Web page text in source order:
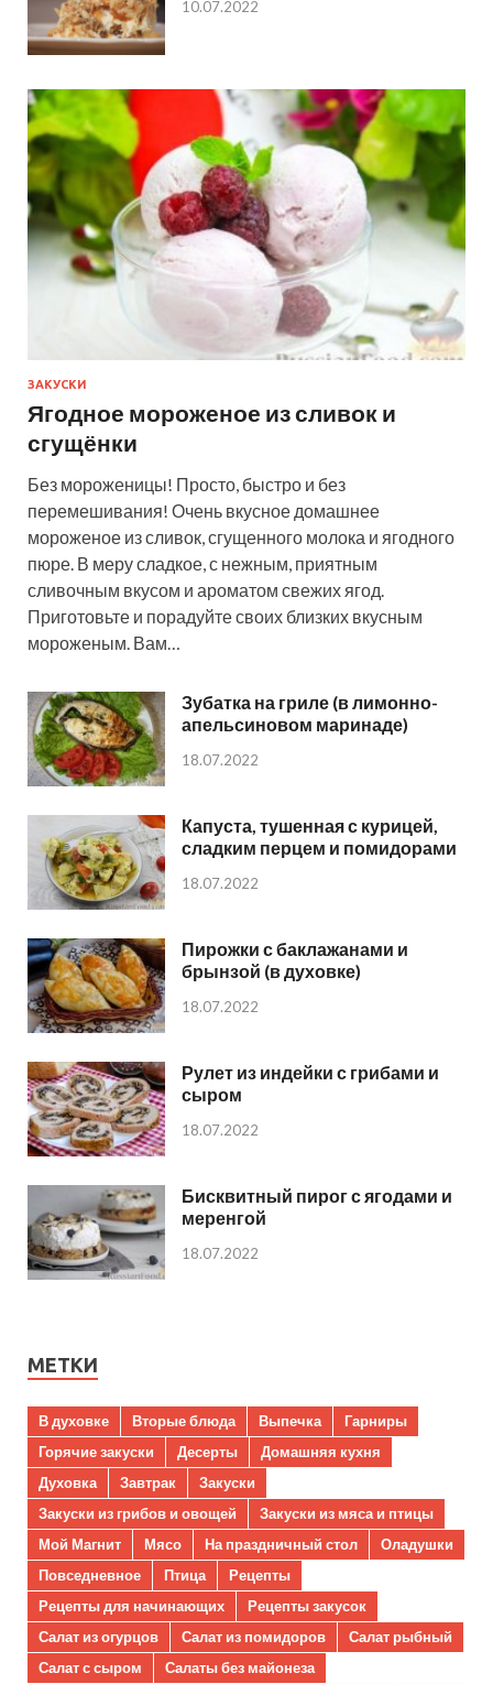
10.07.2022
ЗАКУСКИ
Ягодное мороженое из сливок и
сгущёнки
Без мороженицы! Просто, быстро и без
перемешивания! Очень вкусное домашнее
мороженое из сливок, сгущенного молока и ягодного
пюре. В меру сладкое, с нежным, приятным
сливочным вкусом и ароматом свежих ягод.
Приготовьте и порадуйте своих близких вкусным
мороженым. Вам…
Зубатка на гриле (в лимонно-
апельсиновом маринаде)
18.07.2022
Капуста, тушенная с курицей,
сладким перцем и помидорами
18.07.2022
Пирожки с баклажанами и
брынзой (в духовке)
18.07.2022
Рулет из индейки с грибами и
сыром
18.07.2022
Бисквитный пирог с ягодами и
меренгой
18.07.2022
МЕТКИ
В духовке Вторые блюда Выпечка
Гарниры
Горячие закуски
Десерты
Домашняя кухня
Духовка
Завтрак
Закуски
Закуски из грибов и овощей
Закуски из мяса и птицы
Мой Магнит
Мясо На праздничный стол
Оладушки
Повседневное
Птица
Рецепты
Рецепты для начинающих
Рецепты закусок
Салат из огурцов
Салат из помидоров
Салат рыбный
Салат с сыром
Салаты без майонеза